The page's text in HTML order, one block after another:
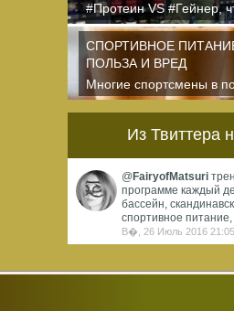
#Протеин VS #Гейнер,
для набора массы?
начинающие...
СПОРТИВНОЕ
ПОЛЬЗА И ВРЕД
Многие спортсмены в
спортивными
Из Твиттера
@ FairyofMatsuri
программе каждый
бассейн,
спортивное
В�, 26 Июль 2016 21:05